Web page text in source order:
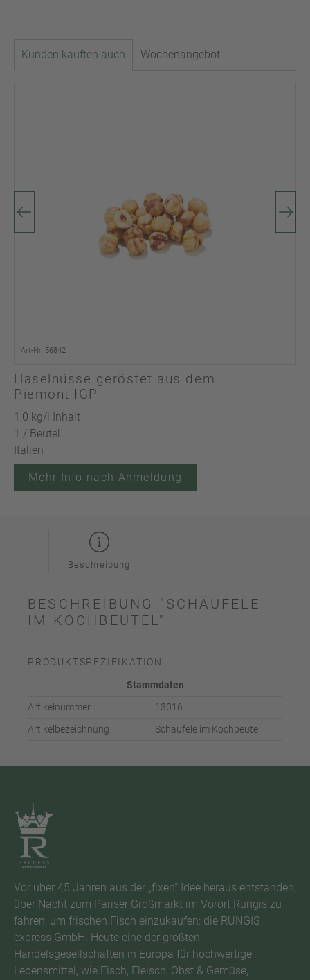
Kunden kauften auch Wochenangebot
Art-Nr. 56842
Haselnüsse geröstet aus dem
Piemont IGP
1,0 kg/l Inhalt
1 / Beutel
Italien
Mehr Info nach Anmeldung
Beschreibung
BESCHREIBUNG "SCHÄUFELE
IM KOCHBEUTEL"
PRODUKTSPEZIFIKATION
Stammdaten
Artikelnummer
13016
Artikelbezeichnung
Schäufele im Kochbeutel
Vor über 45 Jahren aus der „fixen“ Idee heraus entstanden,
über Nacht zum Pariser Großmarkt im Vorort Rungis zu
fahren, um frischen Fisch einzukaufen: die RUNGIS
express GmbH. Heute eine der größten
Handelsgesellschaften in Europa für hochwertige
Lebensmittel, wie Fisch, Fleisch, Obst & Gemüse,